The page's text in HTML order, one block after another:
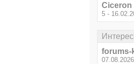
Ciceron
5 -
forums-